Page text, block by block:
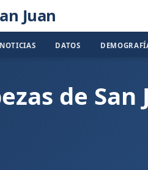
Juan
NOTICIAS DATOS
de San